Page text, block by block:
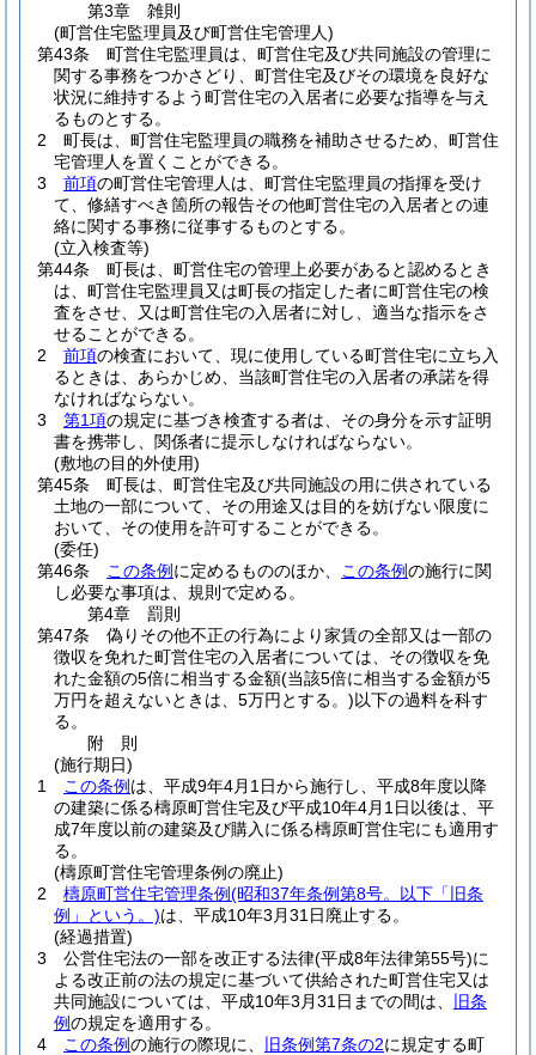
第3章
雑則
(町営住宅監理員及び町営住宅管理人)
第43条
町営住宅監理員は、町営住宅及び共同施設の管理に
関する事務をつかさどり、町営住宅及びその環境を良好な
状況に維持するよう町営住宅の入居者に必要な指導を与え
るものとする。
2
町長は、町営住宅監理員の職務を補助させるため、町営住
宅管理人を置くことができる。
3
前項の町営住宅管理人は、町営住宅監理員の指揮を受け
て、修繕すべき箇所の報告その他町営住宅の入居者との連
絡に関する事務に従事するものとする。
(立入検査等)
第44条
町長は、町営住宅の管理上必要があると認めるとき
は、町営住宅監理員又は町長の指定した者に町営住宅の検
査をさせ、又は町営住宅の入居者に対し、適当な指示をさ
せることができる。
2
前項の検査において、現に使用している町営住宅に立ち入
るときは、あらかじめ、当該町営住宅の入居者の承諾を得
なければならない。
3
第1項の規定に基づき検査する者は、その身分を示す証明
書を携帯し、関係者に提示しなければならない。
(敷地の目的外使用)
第45条
町長は、町営住宅及び共同施設の用に供されている
土地の一部について、その用途又は目的を妨げない限度に
おいて、その使用を許可することができる。
(委任)
第46条
この条例 に定めるもののほか、 この条例の施行に関
し必要な事項は、規則で定める。
第4章
罰則
第47条
偽りその他不正の行為により家賃の全部又は一部の
徴収を免れた町営住宅の入居者については、その徴収を免
れた金額の5倍に相当する金額(当該5倍に相当する金額が5
万円を超えないときは、5万円とする。)以下の過料を科す
る。
附 則
(施行期日)
1
この条例 は、平成9年4月1日から施行し、平成8年度以降
の建築に係る檮原町営住宅及び平成10年4月1日以後は、平
成7年度以前の建築及び購入に係る檮原町営住宅にも適用す
る。
(檮原町営住宅管理条例の廃止)
2
檮原町営住宅管理条例(昭和37年条例第8号。以下「旧条
例」という。)は、平成10年3月31日廃止する。
(経過措置)
3
公営住宅法の一部を改正する法律(平成8年法律第55号)に
よる改正前の法の規定に基づいて供給された町営住宅又は
共同施設については、平成10年3月31日までの間は、
旧条
例の規定を適用する。
4
この条例の施行の際現に、 旧条例第7条の2に規定する町